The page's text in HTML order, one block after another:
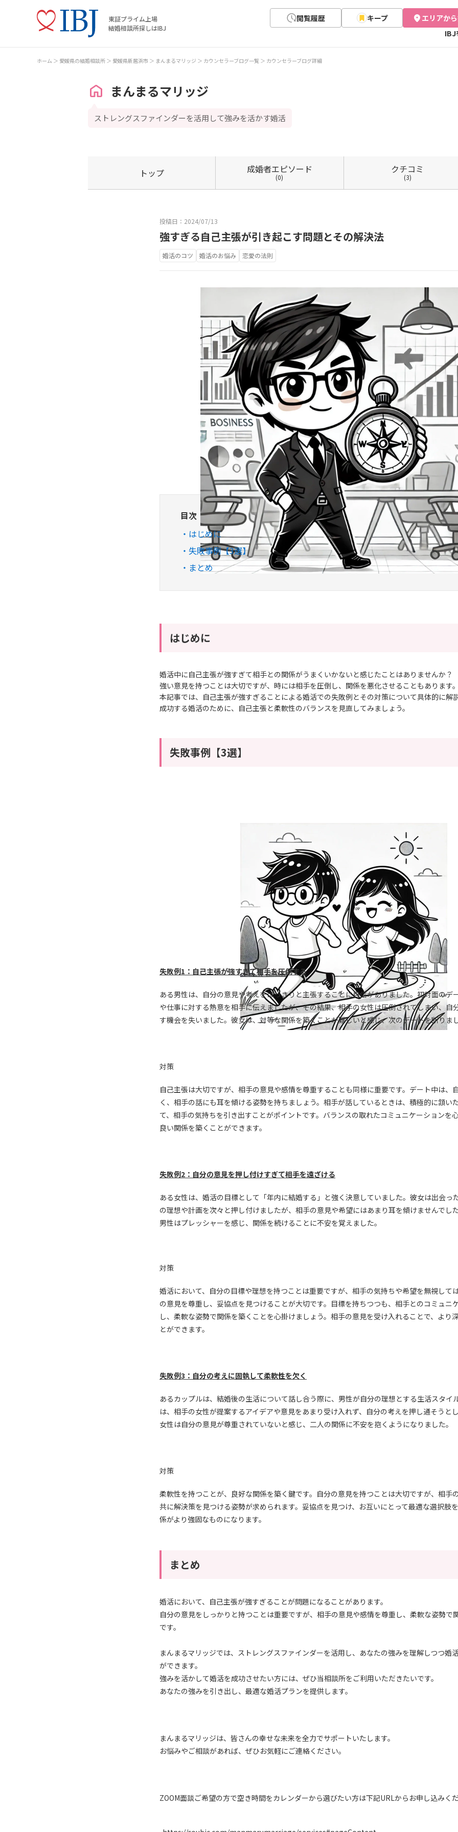
東証プライム上場
結婚相談所探しはIBJ
閲覧履歴 キープ
エリアか
IBJ
ホーム 愛媛県の結婚相談所 愛媛県新居浜市 まんまるマリッジ カウンセラーブログ一覧 カウンセラーブログ詳細
まんまるマリッジ
ストレングスファインダーを活用して強みを活かす婚活
トップ 成婚者エピソード
(0)
クチコミ
(3)
投稿日：2024/07/13
強すぎる自己主張が引き起こす問題とその解決法
婚活のコツ 婚活のお悩み 恋愛の法則
目次
はじめに
失敗事例【3選】
まとめ
はじめに
婚活中に自己主張が強すぎて相手との関係がうまくいかないと感じたことはありませんか？
強い意見を持つことは大切ですが、時には相手を圧倒し、関係を悪化させることもあります
本記事では、自己主張が強すぎることによる婚活での失敗例とその対策について具体的に解
成功する婚活のために、自己主張と柔軟性のバランスを見直してみましょう。
失敗事例【3選】
失敗例1：自己主張が強すぎて相手を圧倒する
ある男性は、自分の意見や考えをはっきりと主張することに自信がありました。初対面のデ
や仕事に対する熱意を相手に伝えましたが、その結果、相手の女性は圧倒されてしまい、自
す機会を失いました。彼女は、対等な関係を築くことが難しいと感じ、次のデートを断りま
対策
自己主張は大切ですが、相手の意見や感情を尊重することも同様に重要です。デート中は、
く、相手の話にも耳を傾ける姿勢を持ちましょう。相手が話しているときは、積極的に頷い
て、相手の気持ちを引き出すことがポイントです。バランスの取れたコミュニケーションを
良い関係を築くことができます。
失敗例2：自分の意見を押し付けすぎて相手を遠ざける
ある女性は、婚活の目標として「年内に結婚する」と強く決意していました。彼女は出会っ
の理想や計画を次々と押し付けましたが、相手の意見や希望にはあまり耳を傾けませんでし
男性はプレッシャーを感じ、関係を続けることに不安を覚えました。
対策
婚活において、自分の目標や理想を持つことは重要ですが、相手の気持ちや希望を無視して
の意見を尊重し、妥協点を見つけることが大切です。目標を持ちつつも、相手とのコミュニ
し、柔軟な姿勢で関係を築くことを心掛けましょう。相手の意見を受け入れることで、より
とができます。
失敗例3：自分の考えに固執して柔軟性を欠く
あるカップルは、結婚後の生活について話し合う際に、男性が自分の理想とする生活スタイ
は、相手の女性が提案するアイデアや意見をあまり受け入れず、自分の考えを押し通そうと
女性は自分の意見が尊重されていないと感じ、二人の関係に不安を抱くようになりました。
対策
柔軟性を持つことが、良好な関係を築く鍵です。自分の意見を持つことは大切ですが、相手
共に解決策を見つける姿勢が求められます。妥協点を見つけ、お互いにとって最適な選択肢
係がより強固なものになります。
まとめ
婚活において、自己主張が強すぎることが問題になることがあります。
自分の意見をしっかりと持つことは重要ですが、相手の意見や感情を尊重し、柔軟な姿勢で
です。
まんまるマリッジでは、ストレングスファインダーを活用し、あなたの強みを理解しつつ婚
ができます。
強みを活かして婚活を成功させたい方には、ぜひ当相談所をご利用いただきたいです。
あなたの強みを引き出し、最適な婚活プランを提供します。
まんまるマリッジは、皆さんの幸せな未来を全力でサポートいたします。
お悩みやご相談があれば、ぜひお気軽にご連絡ください。
ZOOM面談ご希望の方で空き時間をカレンダーから選びたい方は下記URLからお申し込みく